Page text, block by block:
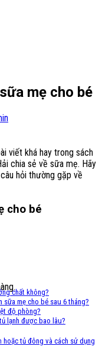
mẹ cho bé
viết khá hay trong sách
chia sẻ về sữa mẹ. Hãy
hỏi thường gặp về
cho bé
chất không?
mẹ cho bé sau 6 tháng?
độ phòng?
lạnh được bao lâu?
hoặc tủ đông và cách sử dụng